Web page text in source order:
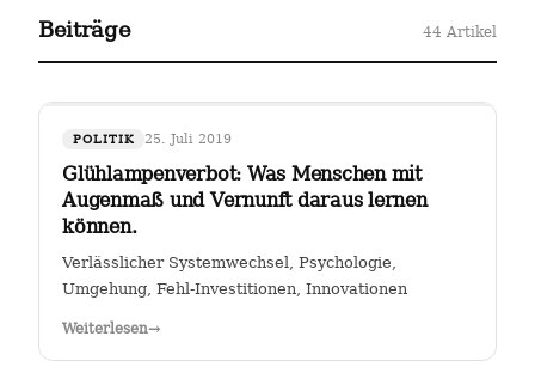
Beiträge 44 Artikel
POLITIK 25. Juli 2019
Glühlampenverbot: Was Menschen mit
Augenmaß und Vernunft daraus lernen
können.
Verlässlicher Systemwechsel, Psychologie,
Umgehung, Fehl-Investitionen, Innovationen
Weiterlesen→